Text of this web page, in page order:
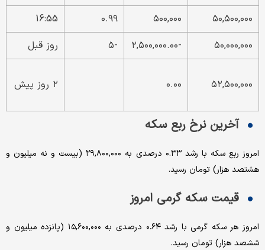
۵۰,۵۰۰,۰۰۰
۵۰۰,۰۰۰ ۰.۹۹
16:55
۵۰,۰۰۰,۰۰۰
-۲,۵۰۰,۰۰۰.۰۰ -۵ روز قبل
۵۲,۵۰۰,۰۰۰ ۰.۰۰ ۲ روز پیش
آخرین نرخ ربع سکه
امروز ربع سکه با رشد ۰.۳۳ درصدی به ۲۹,۸۰۰,۰۰۰ (بیست و نه میلیون و
هشتصد هزار) تومان رسید.
قیمت سکه گرمی امروز
امروز هر سکه گرمی با رشد ۰.۶۴ درصدی به ۱۵,۶۰۰,۰۰۰ (پانزده میلیون و
ششصد هزار) تومان رسید.